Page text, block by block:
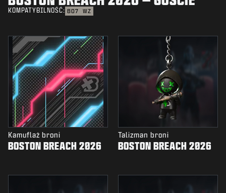
KOMPATYBILNOŚĆ: BO7 WZ
Kamuflaż broni
BOSTON BREACH 2026
Talizman broni
BOSTON BREACH 2026